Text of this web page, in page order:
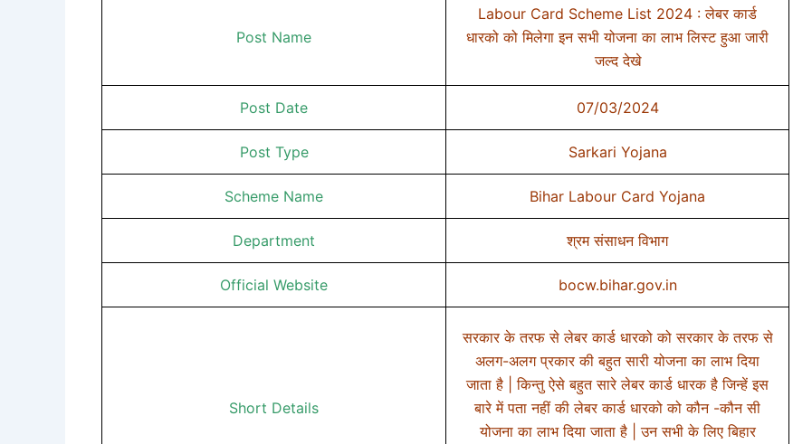
Post Name
Labour Card Scheme List 2024 : लेबर कार्ड
धारको को मिलेगा इन सभी योजना का लाभ लिस्ट हुआ जारी
जल्द देखे
Post Date 07/03/2024
Post Type Sarkari Yojana
Scheme Name Bihar Labour Card Yojana
Department श्रम संसाधन विभाग
Official Website bocw.bihar.gov.in
Short Details
सरकार के तरफ से लेबर कार्ड धारको को सरकार के तरफ से
अलग-अलग प्रकार की बहुत सारी योजना का लाभ दिया
जाता है | किन्तु ऐसे बहुत सारे लेबर कार्ड धारक है जिन्हें इस
बारे में पता नहीं की लेबर कार्ड धारको को कौन -कौन सी
योजना का लाभ दिया जाता है | उन सभी के लिए बिहार